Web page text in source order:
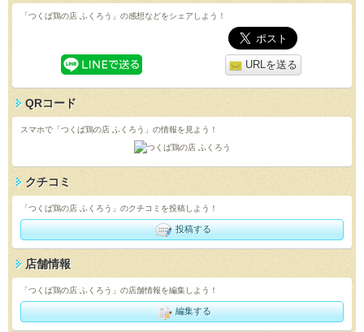
「つくば鶏の店 ふくろう」の感想などをシェアしよう！
URLを送る
QRコード
スマホで「つくば鶏の店 ふくろう」の情報を見よう！
クチコミ
「つくば鶏の店 ふくろう」のクチコミを投稿しよう！
投稿する
店舗情報
「つくば鶏の店 ふくろう」の店舗情報を編集しよう！
編集する